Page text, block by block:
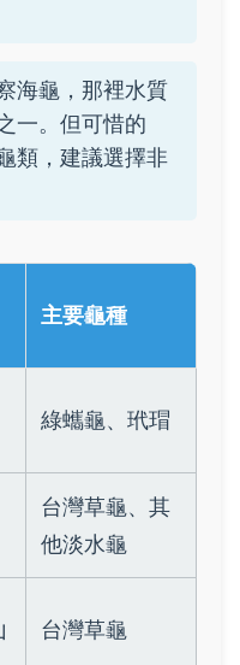
海龜，那裡水質
一。但可惜的
類，建議選擇非
主要龜種
綠蠵龜、玳瑁
台灣草龜、其
他淡水龜
台灣草龜